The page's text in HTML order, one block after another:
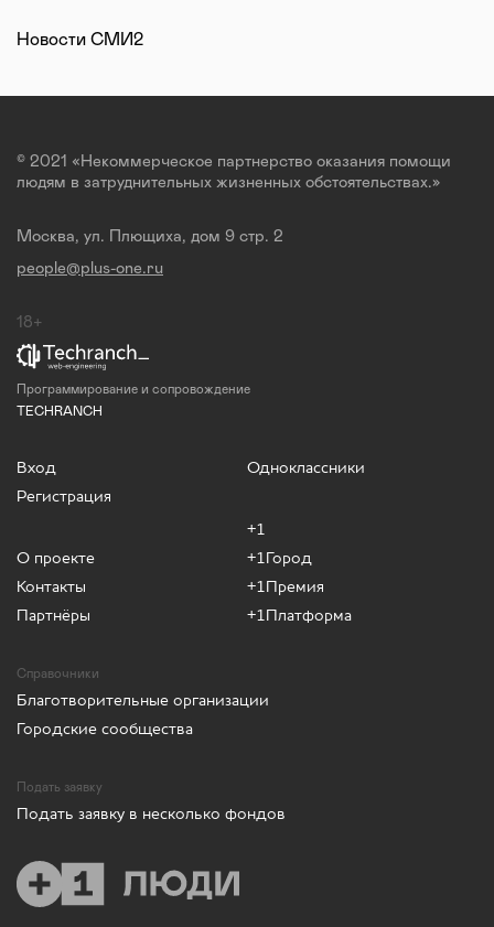
Новости СМИ2
© 2021 «Некоммерческое партнерство оказания помощи
людям в затруднительных жизненных обстоятельствах.»
Москва, ул. Плющиха, дом 9 стр. 2
people@plus-one.ru
18+
Программирование и сопровождение
TECHRANCH
Вход
Регистрация
О проекте
Контакты
Партнёры
Одноклассники
+1
+1Город
+1Премия
+1Платформа
Справочники
Благотворительные организации
Городские сообщества
Подать заявку
Подать заявку в несколько фондов